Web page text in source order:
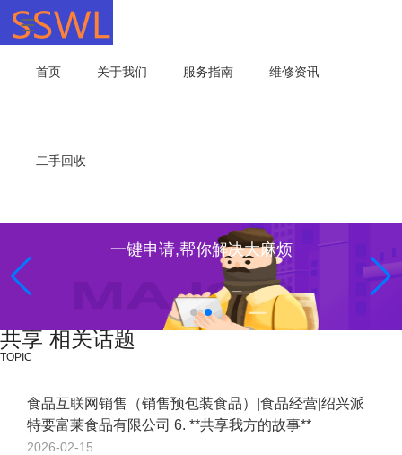
首页 关于我们 服务指南 维修资讯
二手回收
一键申请,帮你解决大麻烦
共享 相关话题
TOPIC
食品互联网销售（销售预包装食品）|食品经营|绍兴派
特要富莱食品有限公司 6. **共享我方的故事**
2026-02-15